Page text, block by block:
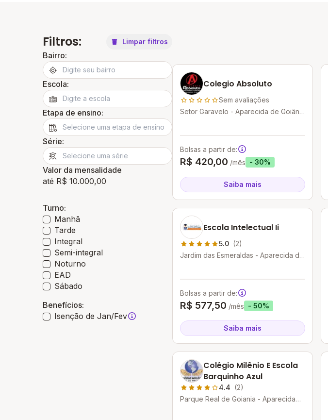
Filtros: Limpar filtros
Bairro:
Escola:
Etapa de ensino:
Série:
Valor da mensalidade
até R$ 10.000,00
Turno:
Manhã
Tarde
Integral
Semi-integral
Noturno
EAD
Sábado
Benefícios:
Isenção de Jan/Fev
Colegio Absoluto
Sem avaliações
Setor Garavelo - Aparecida de Goiânia
Bolsas a partir de:
R$ 420,00 /mês - 30%
Saiba mais
Escola Intelectual Ii
5.0 (2)
Jardim das Esmeraldas - Aparecida de
Bolsas a partir de:
R$ 577,50 /mês - 50%
Saiba mais
Colégio Milênio E Escola
Barquinho Azul
4.4 (2)
Parque Real de Goiania - Aparecida